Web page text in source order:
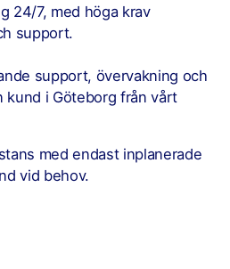
24/7, med höga krav
support.
support, övervakning och
kund i Göteborg från vårt
med endast inplanerade
vid behov.